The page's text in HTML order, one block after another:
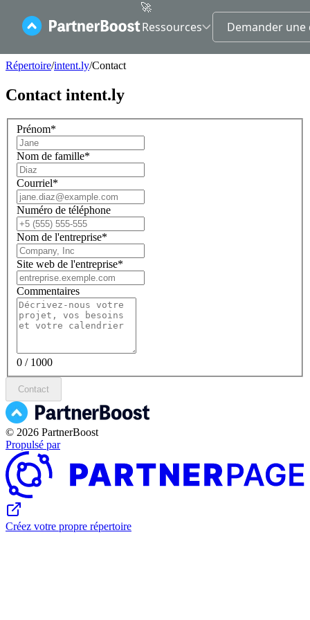
🚀
Ressources
Demander
Répertoire/intent.ly/Contact
Contact intent.ly
Prénom*
Nom de famille*
Courriel*
Numéro de téléphone
Nom de l'entreprise*
Site web de l'entreprise*
Commentaires
0 / 1000
Contact
© 2026 PartnerBoost
Propulsé par
Créez votre propre répertoire